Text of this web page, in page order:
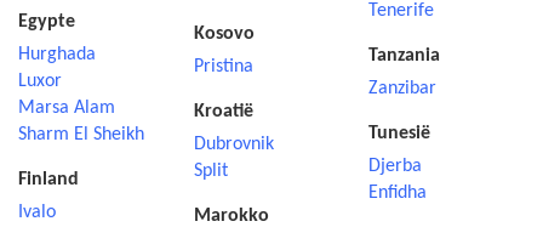
Egypte
Hurghada
Luxor
Marsa Alam
Sharm El Sheikh
Finland
Ivalo
Kosovo
Pristina
Kroatië
Dubrovnik
Split
Marokko
Tenerife
Tanzania
Zanzibar
Tunesië
Djerba
Enfidha